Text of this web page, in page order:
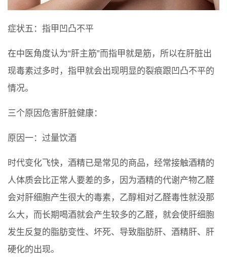
症状五：指甲凹凸不平
在中医角度认为“肝主筋”而指甲就是筋，所以在肝脏出
现毒素过多时，指甲就会出现明显的裂痕跟凹凸不平的
情况。
三个原因危害肝脏健康：
原因一：过量饮酒
时代变化飞快，酒精已是常见的商品，经常接触酒精的
人体质会比正常人要差的多，因为酒精的代谢产物乙醛
会对肝细胞产生很大的毒素，乙醇相对乙醛毒性就没那
么大，而长期喝酒就会产生较多的乙醛，就会使肝细胞
发生反复的脂肪变性、坏死、导致脂肪肝、酒精肝、肝
硬化的出现。